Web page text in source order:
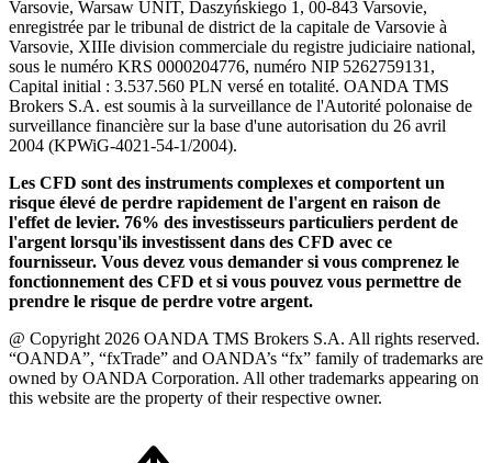
Varsovie, Warsaw UNIT, Daszyńskiego 1, 00-843 Varsovie,
enregistrée par le tribunal de district de la capitale de Varsovie à
Varsovie, XIIIe division commerciale du registre judiciaire national,
sous le numéro KRS 0000204776, numéro NIP 5262759131,
Capital initial : 3.537.560 PLN versé en totalité. OANDA TMS
Brokers S.A. est soumis à la surveillance de l'Autorité polonaise de
surveillance financière sur la base d'une autorisation du 26 avril
2004 (KPWiG-4021-54-1/2004).
Les CFD sont des instruments complexes et comportent un
risque élevé de perdre rapidement de l'argent en raison de
l'effet de levier. 76% des investisseurs particuliers perdent de
l'argent lorsqu'ils investissent dans des CFD avec ce
fournisseur. Vous devez vous demander si vous comprenez le
fonctionnement des CFD et si vous pouvez vous permettre de
prendre le risque de perdre votre argent.
@ Copyright 2026 OANDA TMS Brokers S.A. All rights reserved.
“OANDA”, “fxTrade” and OANDA’s “fx” family of trademarks are
owned by OANDA Corporation. All other trademarks appearing on
this website are the property of their respective owner.